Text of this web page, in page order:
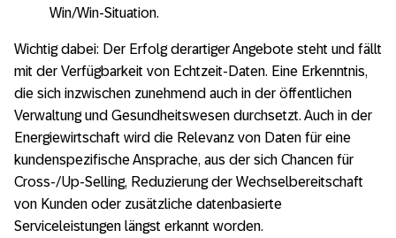
Win/Win-Situation.
Wichtig dabei: Der Erfolg derartiger Angebote steht und fällt
mit der Verfügbarkeit von Echtzeit-Daten. Eine Erkenntnis,
die sich inzwischen zunehmend auch in der öffentlichen
Verwaltung und Gesundheitswesen durchsetzt. Auch in der
Energiewirtschaft wird die Relevanz von Daten für eine
kundenspezifische Ansprache, aus der sich Chancen für
Cross-/Up-Selling, Reduzierung der Wechselbereitschaft
von Kunden oder zusätzliche datenbasierte
Serviceleistungen längst erkannt worden.